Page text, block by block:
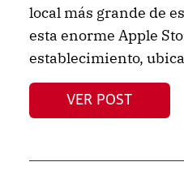
local más grande de
esta enorme Apple
establecimiento,
VER POST